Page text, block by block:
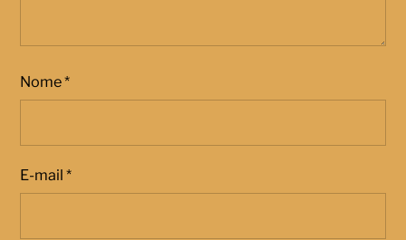
Nome*
E-mail*